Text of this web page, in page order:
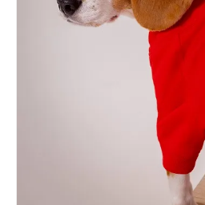
お買い物を続ける